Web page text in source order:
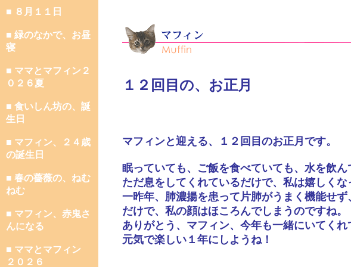
■ ８月１１日
■ 緑のなかで、お昼
寝
■ ママとマフィン２
０２６夏
■ 食いしん坊の、誕
生日
■ マフィン、２４歳
の誕生日
■ 春の薔薇の、ねむ
ねむ
■ マフィン、赤鬼さ
んになる
■ ママとマフィン
２０２６
１２回目の、お正月
マフィンと迎える、１２回目のお正月です。
眠っていても、ご飯を食べていても、水を飲
ただ息をしてくれているだけで、私は嬉しくな
一昨年、肺濃揚を患って片肺がうまく機能せ
だけで、私の顔はほころんでしまうのですね。
ありがとう、マフィン、今年も一緒にいてくれ
元気で楽しい１年にしようね！